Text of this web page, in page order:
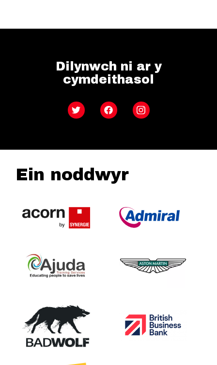
Dilynwch ni ar y
cymdeithasol
Twitter FacebookInstagram
Ein noddwyr